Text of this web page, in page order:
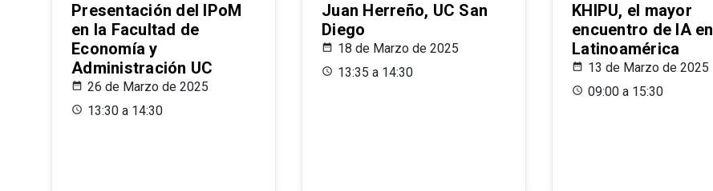
Presentación del IPoM
en la Facultad de
Economía y
Administración UC
26 de Marzo de 2025
13:30 a 14:30
Juan Herreño, UC San
Diego
18 de Marzo de 2025
13:35 a 14:30
KHIPU, el mayor
encuentro de IA en
Latinoamérica
13 de Marzo de 2025
09:00 a 15:30